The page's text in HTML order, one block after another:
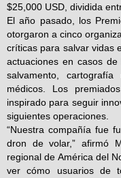
$25,000 USD, dividida
El año pasado, los
otorgaron a cinco
críticas para salvar vidas
actuaciones en casos
salvamento,
médicos. Los
inspirado para seguir
siguientes operaciones.
“Nuestra compañía fue
dron de volar,” afirmó
regional de América del
ver cómo usuarios de